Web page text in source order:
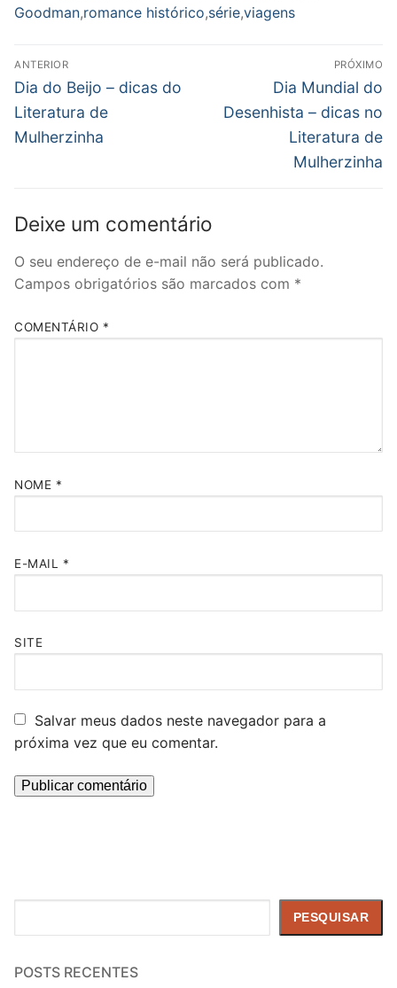
Goodman,romance histórico,série,viagens
Navegação
de
Post
ANTERIOR
Post
anterior:
Dia do Beijo – dicas do
Literatura de
Mulherzinha
PRÓXIMO
Próximo
post:
Dia Mundial do
Desenhista – dicas no
Literatura de
Mulherzinha
Deixe um comentário
O seu endereço de e-mail não será publicado.
Campos obrigatórios são marcados com *
COMENTÁRIO *
NOME *
E-MAIL *
SITE
Salvar meus dados neste navegador para a
próxima vez que eu comentar.
PESQUISAR
POSTS RECENTES